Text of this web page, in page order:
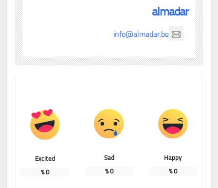
almadar
info@almadar.be
Happy
0
%
Sad
0
%
Excited
0
%